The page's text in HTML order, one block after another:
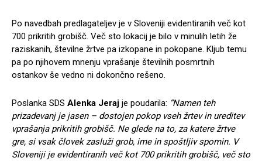
Po navedbah predlagateljev je v Sloveniji evidentiranih več kot
700 prikritih grobišč. Več sto lokacij je bilo v minulih letih že
raziskanih, številne žrtve pa izkopane in pokopane. Kljub temu
pa po njihovem mnenju vprašanje številnih posmrtnih
ostankov še vedno ni dokončno rešeno.
Poslanka SDS Alenka Jeraj je poudarila: “Namen teh
prizadevanj je jasen – dostojen pokop vseh žrtev in ureditev
vprašanja prikritih grobišč. Ne glede na to, za katere žrtve
gre, si vsak človek zasluži grob, ime in spoštljiv spomin. V
Sloveniji je evidentiranih več kot 700 prikritih grobišč, več sto